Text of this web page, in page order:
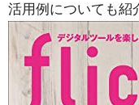
活用例についても紹